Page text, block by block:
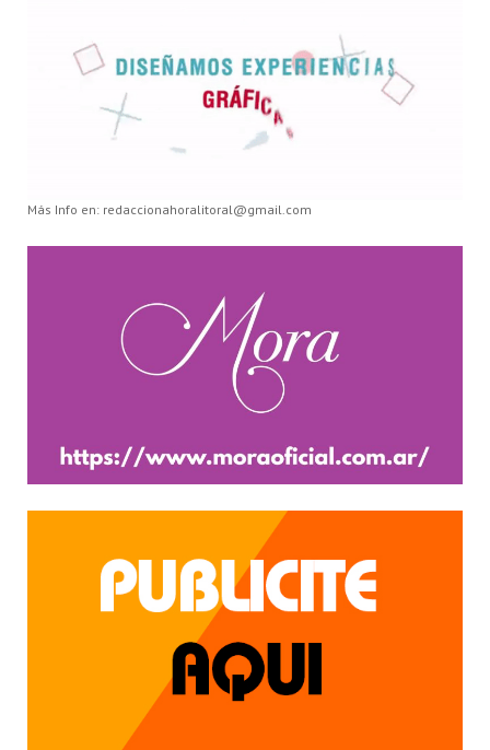
Más Info en: redaccionahoralitoral@gmail.com